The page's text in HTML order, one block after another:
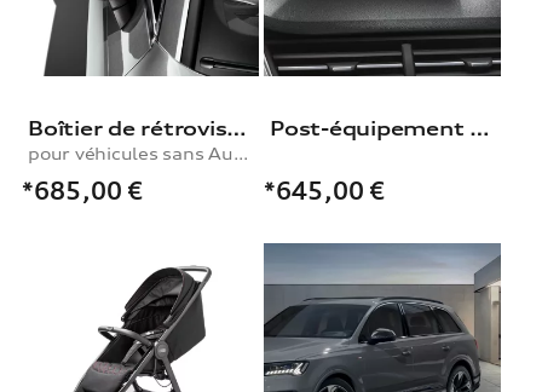
Boîtier de rétroviseur extérieur
pour véhicules sans Audi side assist
*685,00 €
Post-équipement pour Interface Audi smartphone
*645,00 €